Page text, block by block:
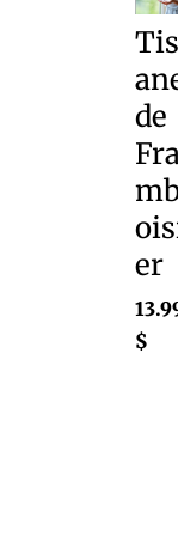
Tis
de
er
$